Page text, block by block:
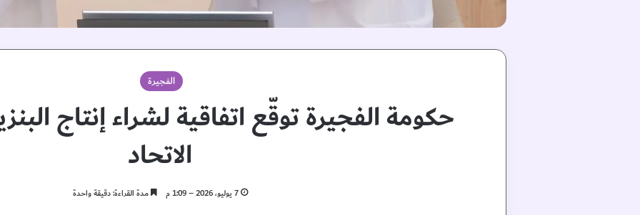
الفجيرة
حكومة الفجيرة توقّع اتفاقية لشراء إنتاج
الاتحاد
7 يوليو، 2026 – 1:09 م مدة القراءة: دقيقة واحدة